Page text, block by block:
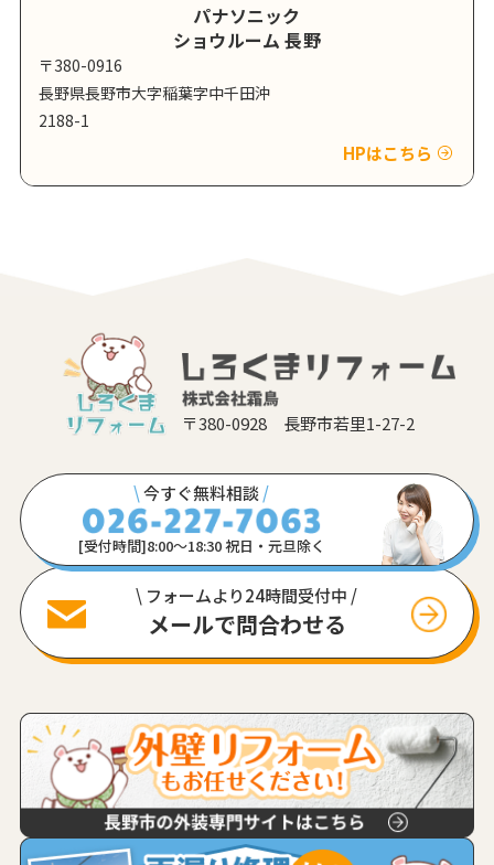
パナソニック
ショウルーム 長野
〒380-0916
長野県長野市大字稲葉字中千田沖
2188-1
HPはこちら
〒380-0928 長野市若里1-27-2
\今すぐ無料相談/
[受付時間]8:00〜18:30 祝日・元旦除く
\ フォームより24時間受付中 /
メールで問合わせる